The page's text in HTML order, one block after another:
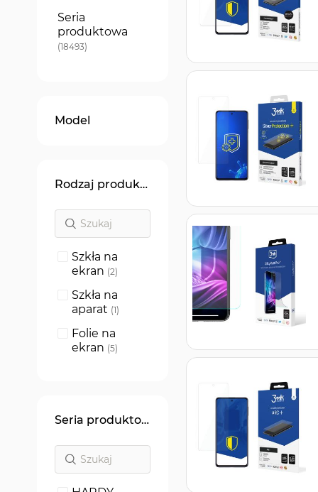
Seria
produktowa
18493
produkty
Model
Rodzaj produktu
Szkła na
ekran 2
produkty
Szkła na
aparat 1
produkt
Folie na
ekran 5
produkty
Seria produktowa